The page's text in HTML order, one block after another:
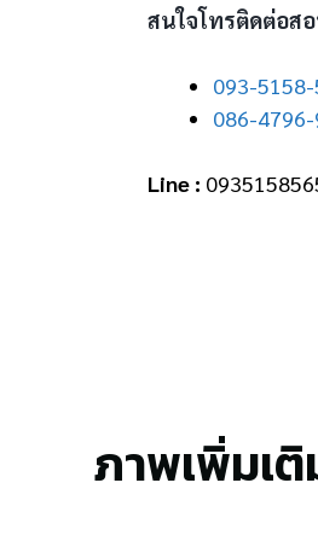
สนใจโทรติดต่อส
093-
086-
Line :
ภาพเพิ่มเ